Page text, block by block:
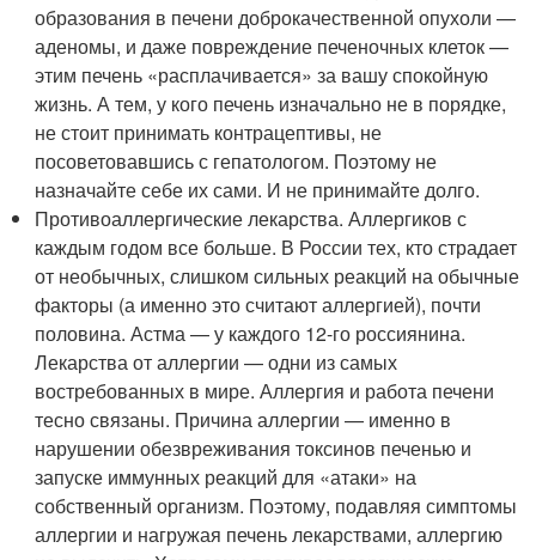
образования в печени доброкачественной опухоли —
аденомы, и даже повреждение печеночных клеток —
этим печень «расплачивается» за вашу спокойную
жизнь. А тем, у кого печень изначально не в порядке,
не стоит принимать контрацептивы, не
посоветовавшись с гепатологом. Поэтому не
назначайте себе их сами. И не принимайте долго.
Противоаллергические лекарства. Аллергиков с
каждым годом все больше. В России тех, кто страдает
от необычных, слишком сильных реакций на обычные
факторы (а именно это считают аллергией), почти
половина. Астма — у каждого 12-го россиянина.
Лекарства от аллергии — одни из самых
востребованных в мире. Аллергия и работа печени
тесно связаны. Причина аллергии — именно в
нарушении обезвреживания токсинов печенью и
запуске иммунных реакций для «атаки» на
собственный организм. Поэтому, подавляя симптомы
аллергии и нагружая печень лекарствами, аллергию